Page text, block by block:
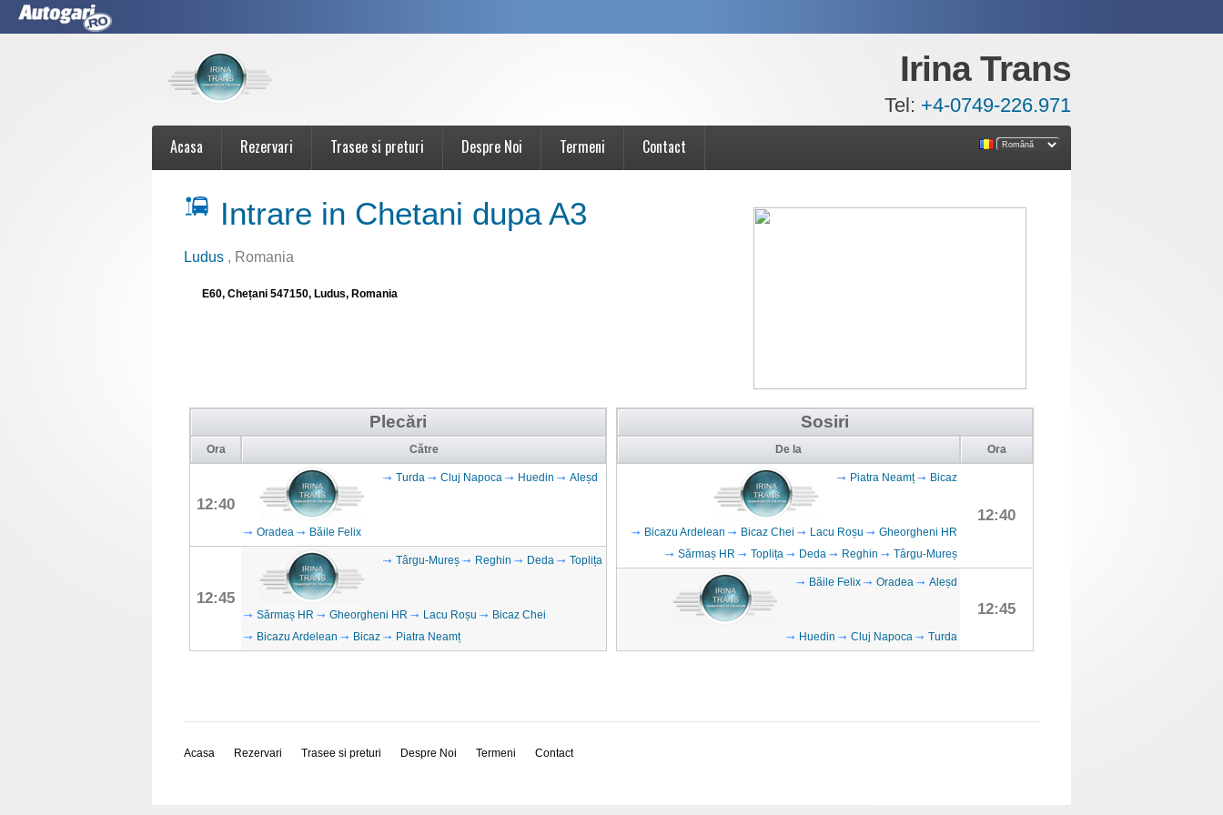
Irina Trans
Tel: +4-0749-226.971
Acasa Rezervari Trasee si preturi Despre Noi Termeni Contact
Intrare in Chetani dupa A3
Ludus , Romania
E60, Chețani 547150, Ludus, Romania
Plecări
Ora Către
12:40
Turda Cluj Napoca Huedin Aleșd
Oradea Băile Felix
12:45
Târgu-Mureș Reghin Deda Toplița
Sărmaș HR Gheorgheni HR Lacu Roșu
Bicaz Chei
Bicazu Ardelean
Bicaz Piatra Neamț
Sosiri
De la Ora
Piatra Neamț Bicaz
Bicazu Ardelean Bicaz Chei Lacu Roșu
Gheorgheni HR
Sărmaș HR
Toplița Deda Reghin Târgu-Mureș
12:40
Băile Felix Oradea Aleșd
Huedin Cluj Napoca Turda
12:45
Acasa Rezervari Trasee si preturi Despre Noi Termeni Contact